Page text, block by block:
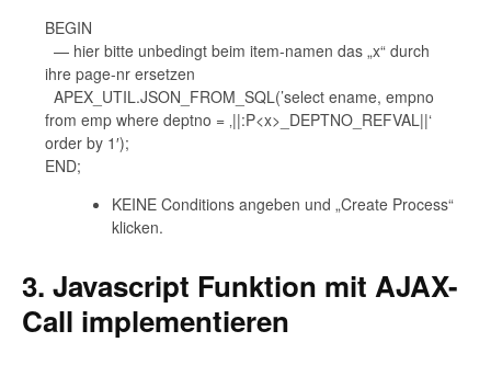
BEGIN
— hier bitte unbedingt beim item-namen das „x“ durch
ihre page-nr ersetzen
APEX_UTIL.JSON_FROM_SQL(’select ename, empno
from emp where deptno = ‚||:P<x>_DEPTNO_REFVAL||‘
order by 1′);
END;
KEINE Conditions angeben und „Create Process“
klicken.
3. Javascript Funktion mit AJAX-
Call implementieren